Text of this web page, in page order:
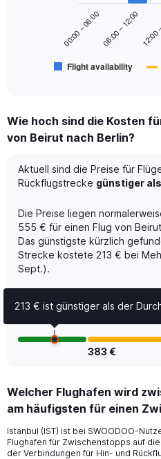
categories.
Range:
categories.
The
chart
2
Y
axes
displaying
Avg.
Number
Flight availability
00:00 – 06:0006:00 – 12:00
Wie hoch sind die Kosten
von Beirut nach Berlin?
Aktuell sind die Preise für
Rückflugstrecke günstiger
Die Preise liegen
555 € für einen Flug von
Das günstigste kürzlich
Strecke kostete 213 € bei
Sept.).
383 €
Welcher Flughafen wird
am häufigsten für einen
Istanbul (IST) ist bei SWOODOO-
Flughafen für Zwischenstopps auf
der Verbindungen für Hin- und
213 € ist günstiger als der